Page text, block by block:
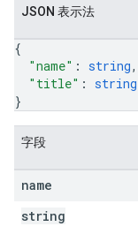
JSON 表示法
{
"name" : string,
"title" : string
}
字段
name
string